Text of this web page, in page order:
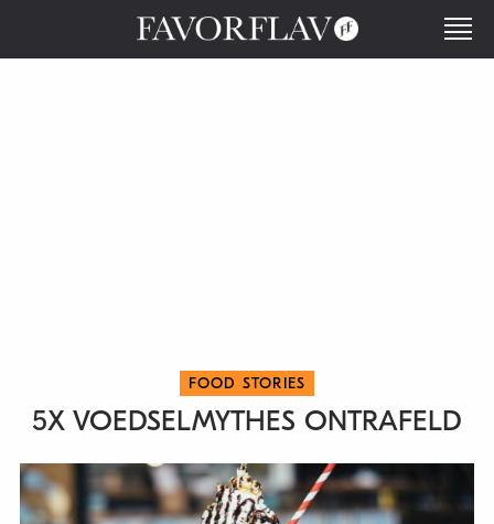
FOOD STORIES
5X VOEDSELMYTHES ONTRAFELD